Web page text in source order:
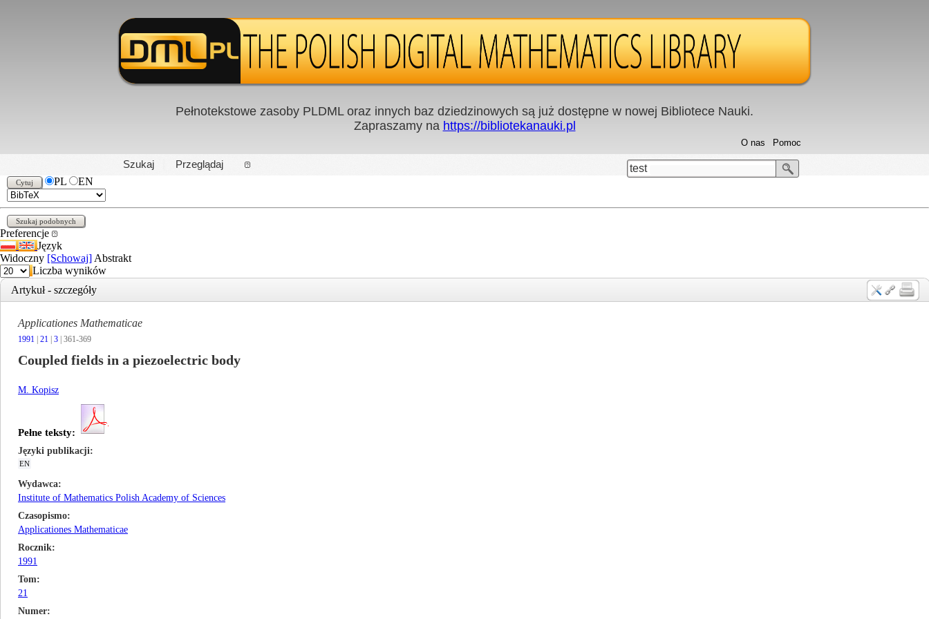
PL|EN
Pełnotekstowe zasoby PLDML oraz innych baz dziedzinowych są już dostępne w nowej Bibliotece Nauki.
Zapraszamy na https://bibliotekanauki.pl
Szukaj Przeglądaj
Pomoc
O nas
test
PL
EN
Preferencje
Język
Widoczny [Schowaj] Abstrakt
Liczba wyników
Artykuł - szczegóły
Applicationes Mathematicae
1991 21 3 | 361-369
Coupled fields in a piezoelectric body
M. Kopisz
Pełne teksty:
Języki publikacji
EN
Wydawca
Institute of Mathematics Polish Academy of Sciences
Czasopismo
Applicationes Mathematicae
Rocznik
1991
Tom
21
Numer